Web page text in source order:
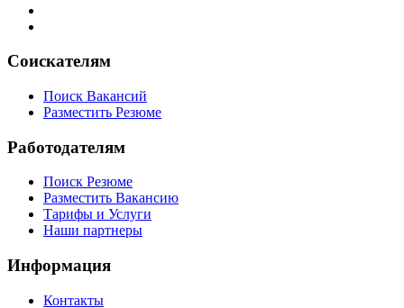
Соискателям
Поиск Вакансий
Разместить Резюме
Работодателям
Поиск Резюме
Разместить Вакансию
Тарифы и Услуги
Наши партнеры
Информация
Контакты